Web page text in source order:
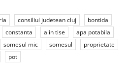
consiliul judetean cluj
bontida
constanta alin tise
apa potabila
somesul mic somesul
proprietate
pot